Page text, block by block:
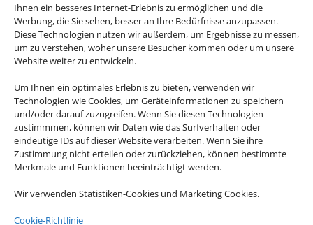
Ihnen ein besseres Internet-Erlebnis zu ermöglichen und die
Werbung, die Sie sehen, besser an Ihre Bedürfnisse anzupassen.
Diese Technologien nutzen wir außerdem, um Ergebnisse zu messen,
um zu verstehen, woher unsere Besucher kommen oder um unsere
Website weiter zu entwickeln.
Um Ihnen ein optimales Erlebnis zu bieten, verwenden wir
Technologien wie Cookies, um Geräteinformationen zu speichern
und/oder darauf zuzugreifen. Wenn Sie diesen Technologien
zustimmmen, können wir Daten wie das Surfverhalten oder
eindeutige IDs auf dieser Website verarbeiten. Wenn Sie ihre
Zustimmung nicht erteilen oder zurückziehen, können bestimmte
Merkmale und Funktionen beeinträchtigt werden.
Wir verwenden Statistiken-Cookies und Marketing Cookies.
Cookie-Richtlinie